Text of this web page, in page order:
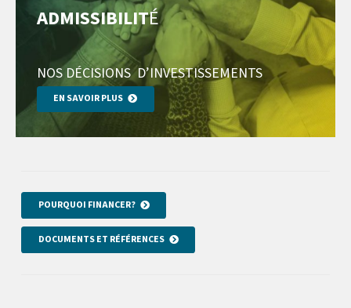
ADMISSIBILITÉ
NOS DÉCISIONS D’INVESTISSEMENTS
EN SAVOIR PLUS
POURQUOI FINANCER?
DOCUMENTS ET RÉFÉRENCES